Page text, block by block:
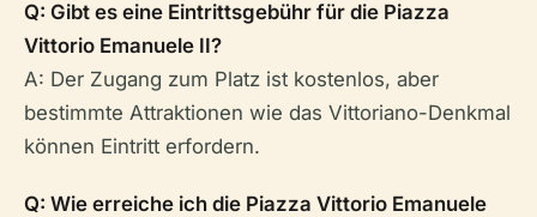
Q: Gibt es eine Eintrittsgebühr für die Piazza
Vittorio Emanuele II?
A: Der Zugang zum Platz ist kostenlos, aber
bestimmte Attraktionen wie das Vittoriano-Denkmal
können Eintritt erfordern.
Q: Wie erreiche ich die Piazza Vittorio Emanuele